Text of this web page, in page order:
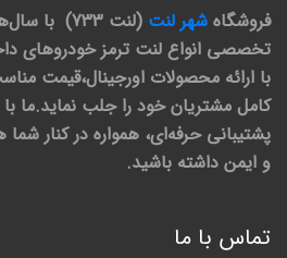
فروشگاه شهر لنت
(لنت 733)
تخصصی انواع لنت ترمز خودروهای
با ارائه محصولات اورجینال،قیمت
کامل مشتریان خود را جلب نماید.ما
پشتیبانی حرفه‌ای، همواره در کنار
و ایمن داشته باشید.
تماس با ما